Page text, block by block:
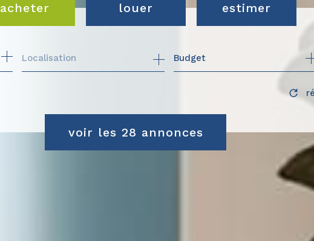
acheter
de l'ancien
du neuf
louer estimer
Budget
voir les 28 annonces